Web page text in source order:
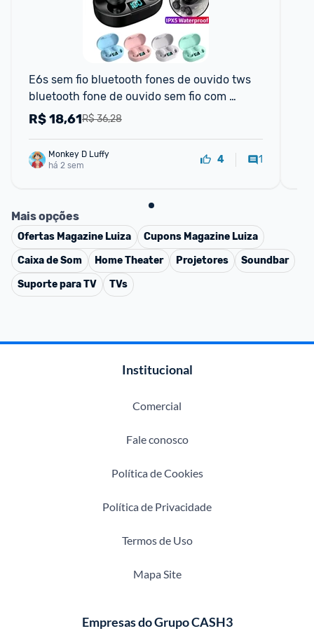
E6s sem fio bluetooth fones de ouvido tws
bluetooth fone de ouvido sem fio com
cancelamento de ruído
R$ 36,28
R$18,61
Monkey D Luffy
há 2 sem
4 1
Mais opções
Ofertas Magazine Luiza Cupons Magazine Luiza
Caixa de Som
Home Theater Projetores
Soundbar
Suporte para TV
TVs
Institucional
Comercial
Fale conosco
Política de Cookies
Política de Privacidade
Termos de Uso
Mapa Site
Empresas do Grupo CASH3